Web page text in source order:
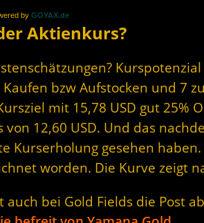
by GOYAX.de
Aktienkurs?
bzw Aufstocken und 7
mit 15,78 USD gut 25%
von 12,60 USD. Und das
Kurserholung gesehen haben.
worden. Die Kurve zeigt
auch bei Gold Fields die Post